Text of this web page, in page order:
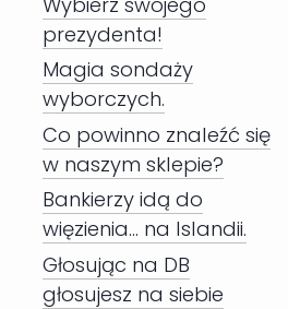
prezydenta!
Magia sondaży
wyborczych.
Co powinno znaleźć się
w naszym sklepie?
Bankierzy idą do
więzienia... na Islandii.
Głosując na DB
głosujesz na siebie